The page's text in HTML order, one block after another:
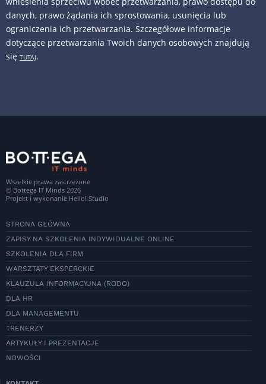
danych, prawo żądania ich sprostowania, usunięcia lub
ograniczenia ich przetwarzania. Szczegółowe informacje
dotyczące przetwarzania Twoich danych osobowych znajdują
się TUTAJ.
Wszelkie prawa zastrzeżone
© Bottega IT Minds 2026
Projekt i wykonanie Hello! Studio
STRONA GŁÓWNA
ZAPISY NA SZKOLENIA INDYWIDUALNE ONLINE
SZKOLENIA DLA FIRM
WARSZTATY EKSPERCKIE
KLAUZULA INFORMACYJNA (RODO)
DLA HR
DLA MANAGEMENTU
TRENERZY
ARTYKUŁY I PREZENTACJE
NOWOŚCI